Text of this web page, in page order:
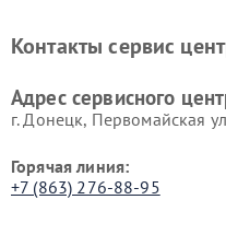
DeLonghi
Контакты сервис
Адрес сервисного
г. Донецк, Первомайская
Горячая линия:
+7 (863) 276-88-95